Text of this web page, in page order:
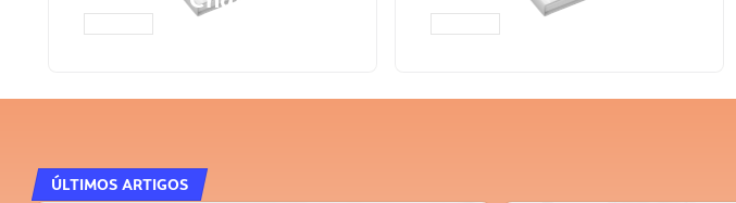
ÚLTIMOS ARTIGOS